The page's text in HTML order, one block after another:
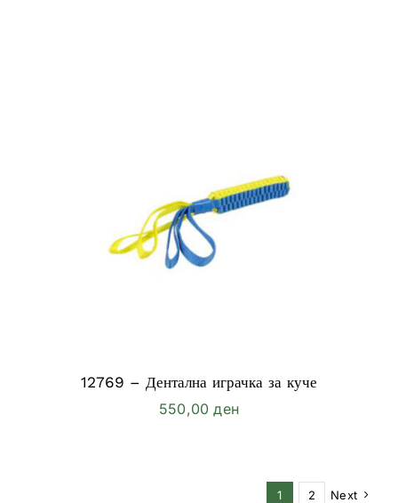
12769 – Дентална играчка за куче
550,00ден
1 2 Next